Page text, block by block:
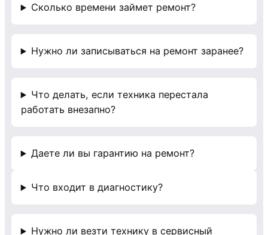
Сколько времени займет ремонт?
Нужно ли записываться на ремонт заранее?
Что делать, если техника перестала
работать внезапно?
Даете ли вы гарантию на ремонт?
Что входит в диагностику?
Нужно ли везти технику в сервисный